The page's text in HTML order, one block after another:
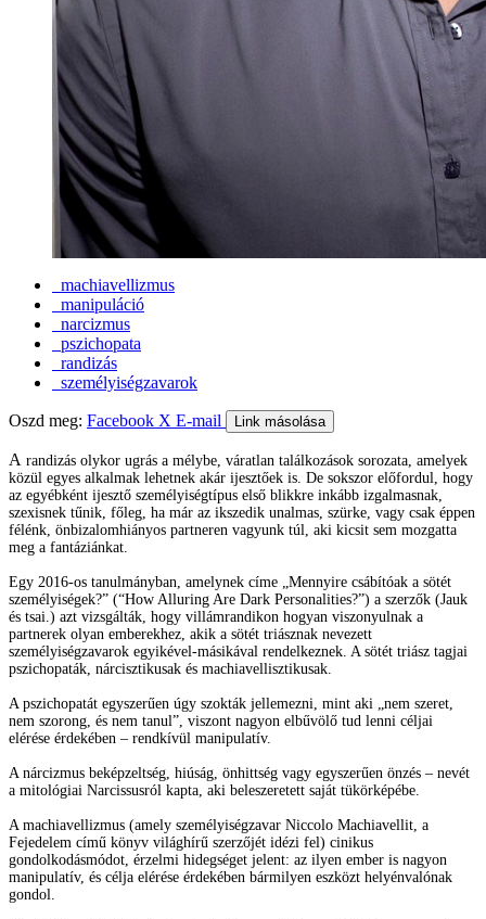
machiavellizmus
manipuláció
narcizmus
pszichopata
randizás
személyiségzavarok
Oszd meg: Facebook X E-mail Link másolása
A randizás olykor ugrás a mélybe, váratlan találkozások sorozata, amelyek
közül egyes alkalmak lehetnek akár ijesztőek is. De sokszor előfordul, hogy
az egyébként ijesztő személyiségtípus első blikkre inkább izgalmasnak,
szexisnek tűnik, főleg, ha már az ikszedik unalmas, szürke, vagy csak éppen
félénk, önbizalomhiányos partneren vagyunk túl, aki kicsit sem mozgatta
meg a fantáziánkat.
Egy 2016-os tanulmányban, amelynek címe „Mennyire csábítóak a sötét
személyiségek?” (“How Alluring Are Dark Personalities?”) a szerzők (Jauk
és tsai.) azt vizsgálták, hogy villámrandikon hogyan viszonyulnak a
partnerek olyan emberekhez, akik a sötét triásznak nevezett
személyiségzavarok egyikével-másikával rendelkeznek. A sötét triász tagjai
pszichopaták, nárcisztikusak és machiavellisztikusak.
A pszichopatát egyszerűen úgy szokták jellemezni, mint aki „nem szeret,
nem szorong, és nem tanul”, viszont nagyon elbűvölő tud lenni céljai
elérése érdekében – rendkívül manipulatív.
A nárcizmus beképzeltség, hiúság, önhittség vagy egyszerűen önzés – nevét
a mitológiai Narcissusról kapta, aki beleszeretett saját tükörképébe.
A machiavellizmus (amely személyiségzavar Niccolo Machiavellit, a
Fejedelem című könyv világhírű szerzőjét idézi fel) cinikus
gondolkodásmódot, érzelmi hidegséget jelent: az ilyen ember is nagyon
manipulatív, és célja elérése érdekében bármilyen eszközt helyénvalónak
gondol.